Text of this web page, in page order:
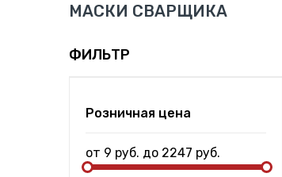
МАСКИ СВАРЩИКА
ФИЛЬТР
Розничная цена
от 9 руб. до 2247 руб.